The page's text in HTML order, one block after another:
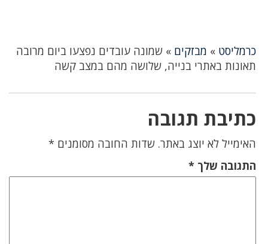
כרמליסט » מבזקים » שמונה עובדים נפצעו ביום מרובה
תאונות באתרי בנייה, שלושה מהם במצב קשה
כתיבת תגובה
האימייל לא יוצג באתר. שדות החובה מסומנים *
התגובה שלך *